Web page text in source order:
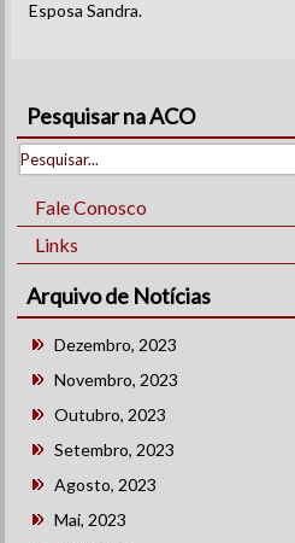
Esposa Sandra.
Pesquisar na ACO
Fale Conosco
Links
Arquivo de Notícias
Dezembro, 2023
Novembro, 2023
Outubro, 2023
Setembro, 2023
Agosto, 2023
Mai, 2023